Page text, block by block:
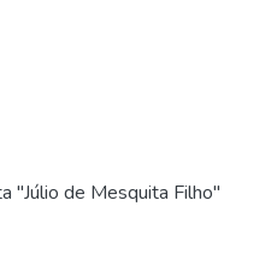
"Júlio de Mesquita Filho"